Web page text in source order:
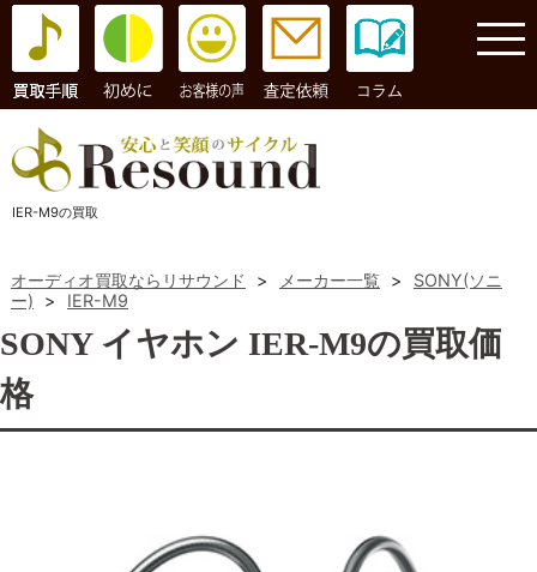
コラム
IER-M9の買取
オーディオ買取ならリサウンド > メーカー一覧 >
SONY(ソニ
ー)
> IER-M9
SONY イヤホン IER-M9の買取価
格